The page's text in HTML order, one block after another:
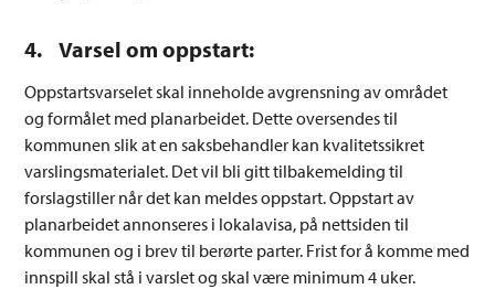
4. Varsel om oppstart:
Oppstartsvarselet skal inneholde avgrensning av området
og formålet med planarbeidet. Dette oversendes til
kommunen slik at en saksbehandler kan kvalitetssikret
varslingsmaterialet. Det vil bli gitt tilbakemelding til
forslagstiller når det kan meldes oppstart. Oppstart av
planarbeidet annonseres i lokalavisa, på nettsiden til
kommunen og i brev til berørte parter. Frist for å komme med
innspill skal stå i varslet og skal være minimum 4 uker.